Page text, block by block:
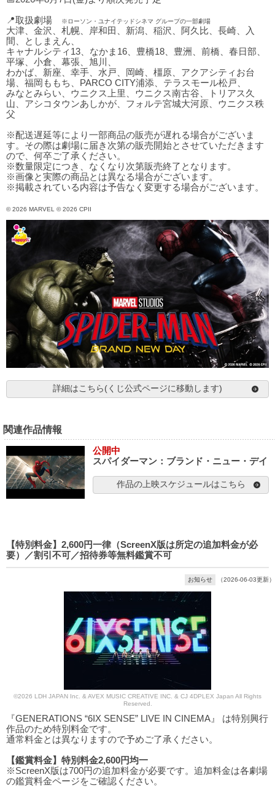
📍取扱劇場 ※ローソン・ユナイテッドシネマ グループの一部劇場
大津、金沢、札幌、岸和田、新潟、稲沢、阿久比、長崎、入
間、としまえん、
キャナルシティ13、なかま16、豊橋18、豊洲、前橋、春日部、
平塚、小倉、幕張、旭川、
わかば、新座、幸手、水戸、岡崎、橿原、アクアシティお台
場、福岡ももち、PARCO CITY浦添、テラスモール松戸、
みなとみらい、ウニクス上里、ウニクス南古谷、トリアス久
山、アシコタウンあしかが、フォルテ宮城大河原、ウニクス秩
父
※配送遅延等により一部商品の販売が遅れる場合がございま
す。その際は劇場に届き次第の販売開始とさせていただきます
ので、何卒ご了承ください。
※数量限定につき、なくなり次第販売終了となります。
※画像と実際の商品とは異なる場合がございます。
※掲載されている内容は予告なく変更する場合がございます。
© 2026 MARVEL © 2026 CPII
詳細はこちら(くじ公式ページに移動します)
関連作品情報
公開中
スパイダーマン：ブランド・ニュー・デイ
作品の上映スケジュールはこちら
【特別料金】2,600円一律（ScreenX版は所定の追加料金が必
要）／割引不可／招待券等無料鑑賞不可
お知らせ （2026-06-03更新）
©2026 LDH JAPAN Inc. & AVEX MUSIC CREATIVE INC. & CJ 4DPLEX Japan All Rights
Reserved.
『GENERATIONS “6IX SENSE” LIVE IN CINEMA』 は特別興行
作品のため特別料金です。
通常料金とは異なりますので予めご了承ください。
【鑑賞料金】特別料金2,600円均一
※ScreenX版は700円の追加料金が必要です。追加料金は各劇場
の鑑賞料金ページをご確認ください。